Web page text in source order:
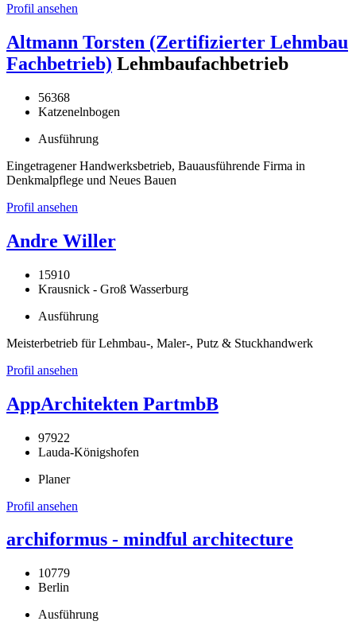
Profil ansehen
Altmann Torsten (Zertifizierter Lehmbau
Fachbetrieb) Lehmbaufachbetrieb
56368
Katzenelnbogen
Ausführung
Eingetragener Handwerksbetrieb, Bauausführende Firma in
Denkmalpflege und Neues Bauen
Profil ansehen
Andre Willer
15910
Krausnick - Groß Wasserburg
Ausführung
Meisterbetrieb für Lehmbau-, Maler-, Putz & Stuckhandwerk
Profil ansehen
AppArchitekten PartmbB
97922
Lauda-Königshofen
Planer
Profil ansehen
archiformus - mindful architecture
10779
Berlin
Ausführung